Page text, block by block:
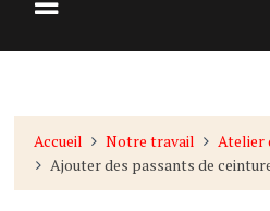
Accueil Notre travail
Atelier
Ajouter des passants de